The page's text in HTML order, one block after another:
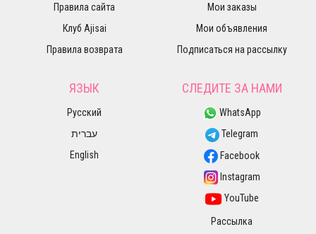
Правила сайта
Клуб Ajisai
Правила возврата
Мои заказы
Мои объявления
Подписаться на рассылку
ЯЗЫК
Русский
עברית
English
СЛЕДИТЕ ЗА НАМИ
WhatsApp
Telegram
Facebook
Instagram
YouTube
Рассылка